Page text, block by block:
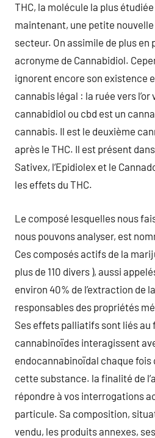
THC, la molécule la plus
maintenant, une petite
secteur. On assimile de plus en
acronyme de Cannabidiol.
ignorent encore son existence
cannabis légal : la ruée vers
cannabidiol ou cbd est un
cannabis. Il est le deuxième
après le THC. Il est présent
Sativex, l’Epidiolex et le
les effets du THC.
Le composé lesquelles nous
nous pouvons analyser, est
Ces composés actifs de la
plus de 110 divers ), aussi
environ 40% de l’extraction de
responsables des propriétés
Ses effets palliatifs sont liés au
cannabinoïdes interagissent
endocannabinoïdal chaque fois
cette substance. la finalité de
répondre à vos interrogations
particule. Sa composition,
vendu, les produits annexes,